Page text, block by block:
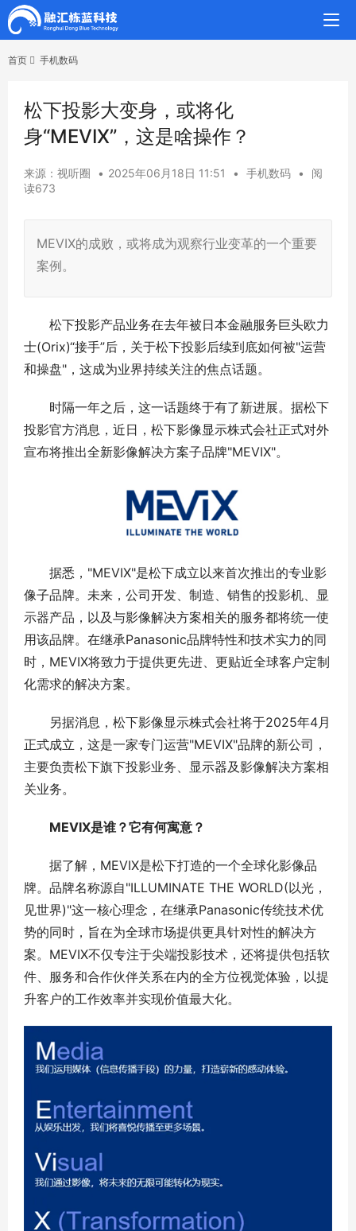
首页 手机数码
松下投影大变身，或将化
身“MEVIX”，这是啥操作？
来源：视听圈 • 2025年06月18日 11:51 • 手机数码 •
阅
读673
MEVIX的成败，或将成为观察行业变革的一个重要
案例。
松下投影产品业务在去年被日本金融服务巨头欧力
士(Orix)“接手”后，关于松下投影后续到底如何被"运营
和操盘"，这成为业界持续关注的焦点话题。
时隔一年之后，这一话题终于有了新进展。据松下
投影官方消息，近日，松下影像显示株式会社正式对外
宣布将推出全新影像解决方案子品牌"MEVIX"。
据悉，"MEVIX"是松下成立以来首次推出的专业影
像子品牌。未来，公司开发、制造、销售的投影机、显
示器产品，以及与影像解决方案相关的服务都将统一使
用该品牌。在继承Panasonic品牌特性和技术实力的同
时，MEVIX将致力于提供更先进、更贴近全球客户定制
化需求的解决方案。
另据消息，松下影像显示株式会社将于2025年4月
正式成立，这是一家专门运营"MEVIX"品牌的新公司，
主要负责松下旗下投影业务、显示器及影像解决方案相
关业务。
MEVIX是谁？它有何寓意？
据了解，MEVIX是松下打造的一个全球化影像品
牌。品牌名称源自"ILLUMINATE THE WORLD(以光，
见世界)"这一核心理念，在继承Panasonic传统技术优
势的同时，旨在为全球市场提供更具针对性的解决方
案。MEVIX不仅专注于尖端投影技术，还将提供包括软
件、服务和合作伙伴关系在内的全方位视觉体验，以提
升客户的工作效率并实现价值最大化。